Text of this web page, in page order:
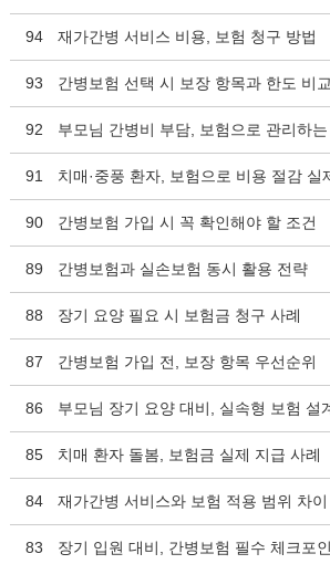
94 재가간병 서비스 비용, 보험 청구 방법
93 간병보험 선택 시 보장 항목과 한도 비교
92 부모님 간병비 부담, 보험으로 관리하는
91 치매·중풍 환자, 보험으로 비용 절감 실
90 간병보험 가입 시 꼭 확인해야 할 조건
89 간병보험과 실손보험 동시 활용 전략
88 장기 요양 필요 시 보험금 청구 사례
87 간병보험 가입 전, 보장 항목 우선순위
86 부모님 장기 요양 대비, 실속형 보험 설
85 치매 환자 돌봄, 보험금 실제 지급 사례
84 재가간병 서비스와 보험 적용 범위 차이
83 장기 입원 대비, 간병보험 필수 체크포